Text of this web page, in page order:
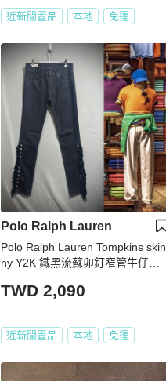
近新閒置品 本地 免運
Polo Ralph Lauren
Polo Ralph Lauren Tompkins skin
ny Y2K 鐵黑流蘇卯釘窄管牛仔褲
TWD 2,090
近新閒置品 本地 免運